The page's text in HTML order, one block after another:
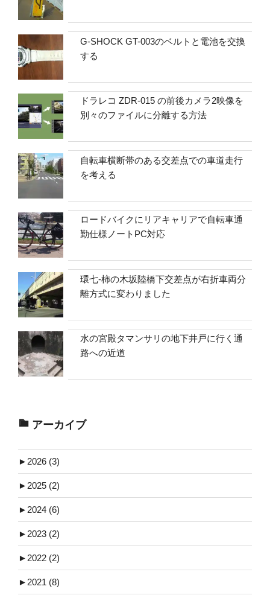
G-SHOCK GT-003のベルトと電池を交換
する
ドラレコ ZDR-015 の前後カメラ2映像を
別々のファイルに分離する方法
自転車横断帯のある交差点での車道走行
を考える
ロードバイクにリアキャリアで自転車通
勤仕様ノートPC対応
環七-柿の木坂陸橋下交差点が右折車両分
離方式に変わりました
水の宮殿タマンサリの地下井戸に行く通
路への近道
アーカイブ
► 2026 (3)
► 2025 (2)
► 2024 (6)
► 2023 (2)
► 2022 (2)
► 2021 (8)